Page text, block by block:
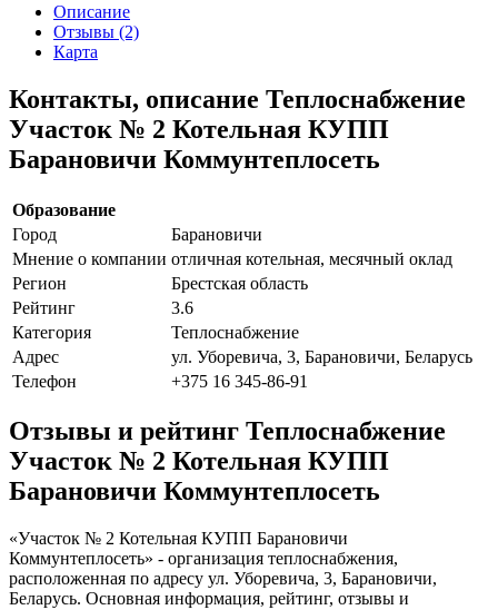
Описание
Отзывы (2)
Карта
Контакты, описание Теплоснабжение
Участок № 2 Котельная КУПП
Барановичи Коммунтеплосеть
Образование
Город
Барановичи
Мнение о компании отличная котельная, месячный оклад
Регион
Брестская область
Рейтинг
3.6
Категория
Теплоснабжение
Адрес
ул. Уборевича, 3, Барановичи, Беларусь
Телефон
+375 16 345-86-91
Отзывы и рейтинг Теплоснабжение
Участок № 2 Котельная КУПП
Барановичи Коммунтеплосеть
«Участок № 2 Котельная КУПП Барановичи
Коммунтеплосеть» - организация теплоснабжения,
расположенная по адресу ул. Уборевича, 3, Барановичи,
Беларусь. Основная информация, рейтинг, отзывы и